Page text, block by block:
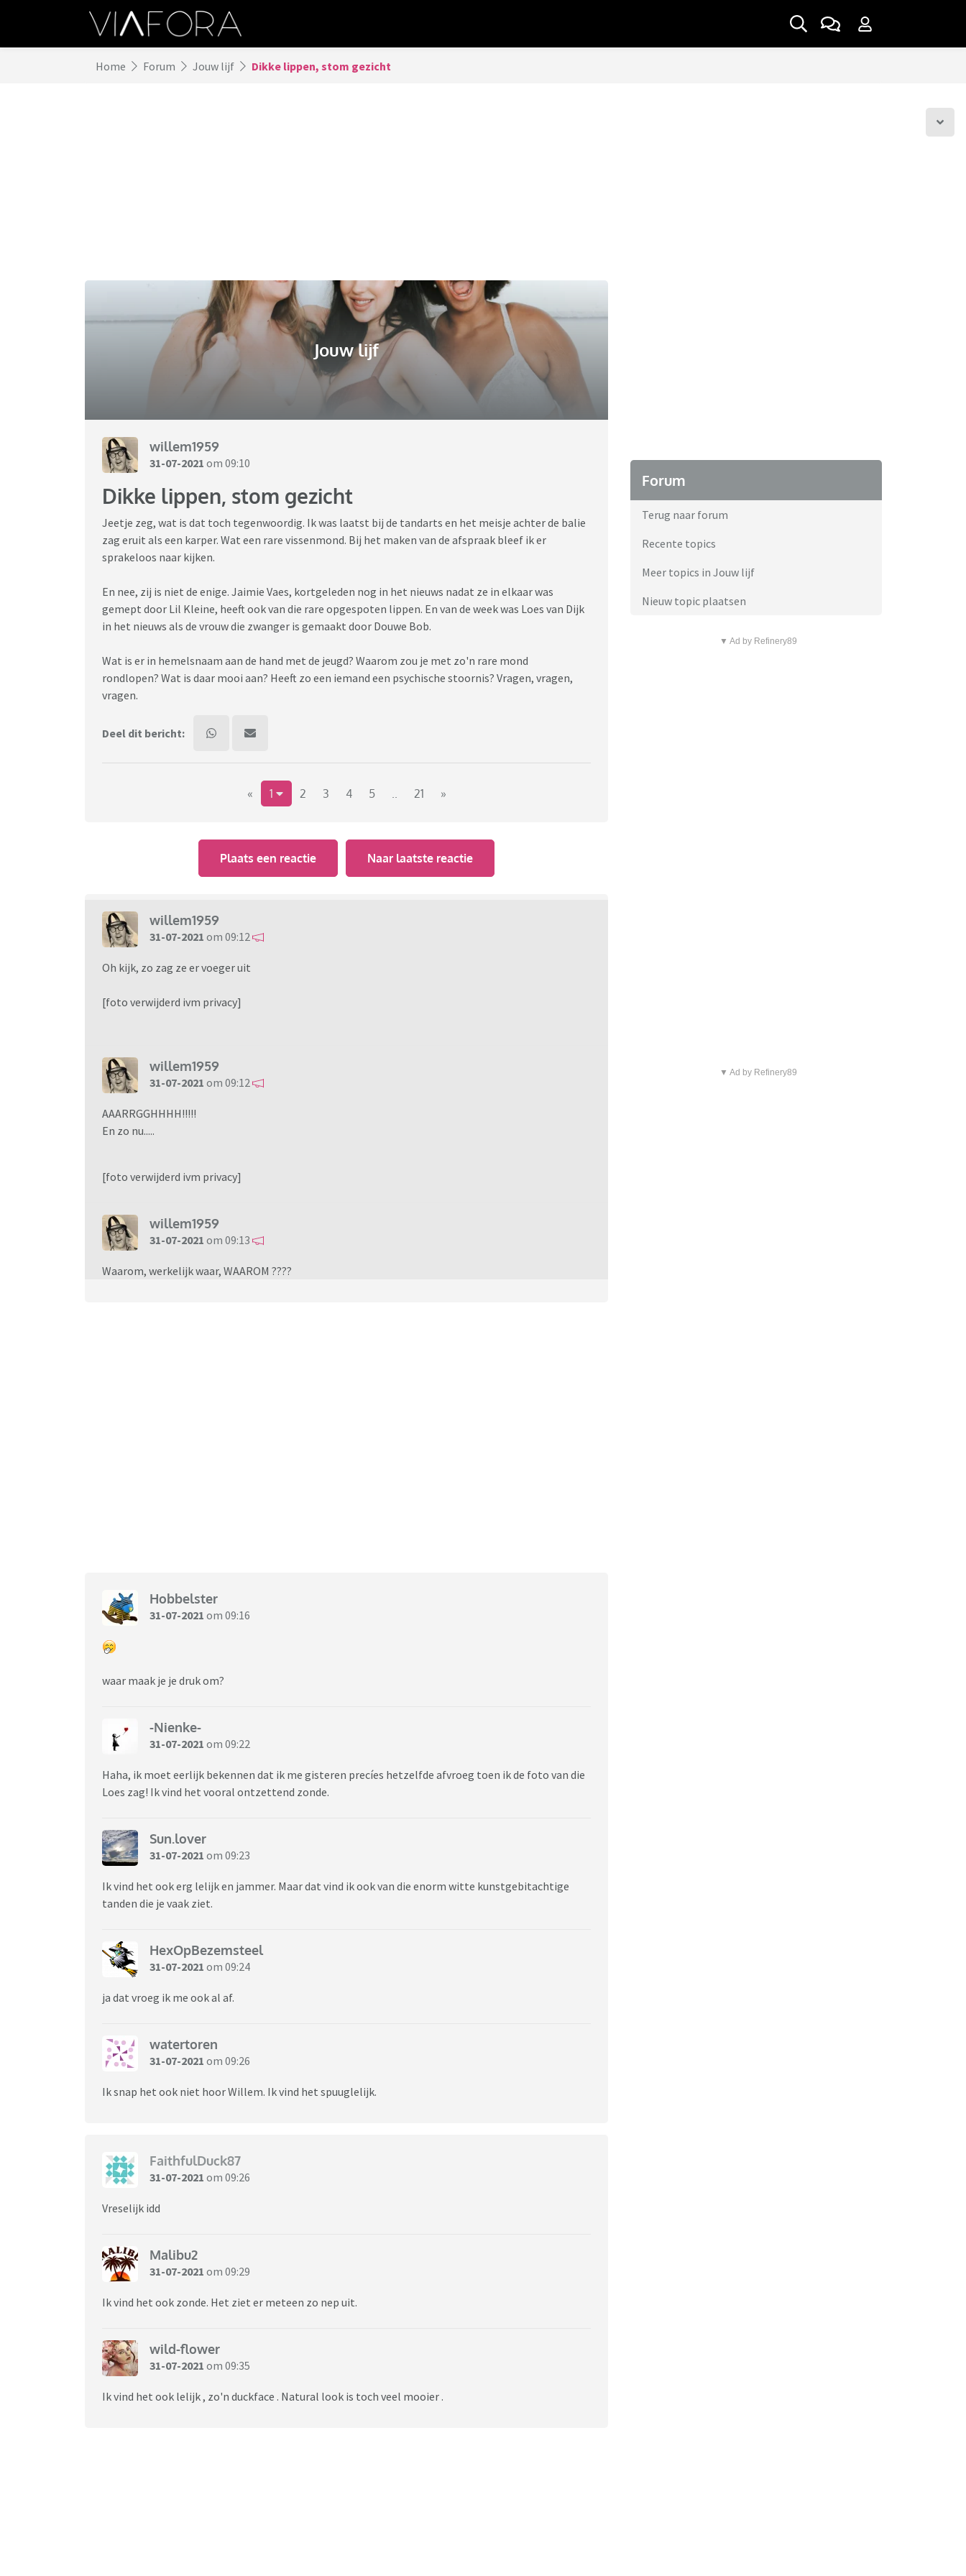
Home Forum Jouw lijf Dikke lippen, stom gezicht
Jouw lijf
willem1959
31-07-2021 om 09:10
Dikke lippen, stom gezicht
Jeetje zeg, wat is dat toch tegenwoordig. Ik was laatst bij de tandarts en het meisje achter de balie
zag eruit als een karper. Wat een rare vissenmond. Bij het maken van de afspraak bleef ik er
sprakeloos naar kijken.
En nee, zij is niet de enige. Jaimie Vaes, kortgeleden nog in het nieuws nadat ze in elkaar was
gemept door Lil Kleine, heeft ook van die rare opgespoten lippen. En van de week was Loes van Dijk
in het nieuws als de vrouw die zwanger is gemaakt door Douwe Bob.
Wat is er in hemelsnaam aan de hand met de jeugd? Waarom zou je met zo'n rare mond
rondlopen? Wat is daar mooi aan? Heeft zo een iemand een psychische stoornis? Vragen, vragen,
vragen.
Deel dit bericht:
« 1 2 3 4 5 .. 21 »
Plaats een reactie Naar laatste reactie
willem1959
31-07-2021 om 09:12
Oh kijk, zo zag ze er voeger uit
[foto verwijderd ivm privacy]
willem1959
31-07-2021 om 09:12
AAARRGGHHHH!!!!!
En zo nu.....
[foto verwijderd ivm privacy]
willem1959
31-07-2021 om 09:13
Waarom, werkelijk waar, WAAROM ????
Hobbelster
31-07-2021 om 09:16
waar maak je je druk om?
-Nienke-
31-07-2021 om 09:22
Haha, ik moet eerlijk bekennen dat ik me gisteren precíes hetzelfde afvroeg toen ik de foto van die
Loes zag! Ik vind het vooral ontzettend zonde.
Sun.lover
31-07-2021 om 09:23
Ik vind het ook erg lelijk en jammer. Maar dat vind ik ook van die enorm witte kunstgebitachtige
tanden die je vaak ziet.
HexOpBezemsteel
31-07-2021 om 09:24
ja dat vroeg ik me ook al af.
watertoren
31-07-2021 om 09:26
Ik snap het ook niet hoor Willem. Ik vind het spuuglelijk.
FaithfulDuck87
31-07-2021 om 09:26
Vreselijk idd
Malibu2
31-07-2021 om 09:29
Ik vind het ook zonde. Het ziet er meteen zo nep uit.
wild-flower
31-07-2021 om 09:35
Ik vind het ook lelijk , zo'n duckface . Natural look is toch veel mooier .
Forum
Terug naar forum
Recente topics
Meer topics in Jouw lijf
Nieuw topic plaatsen
▼ Ad by Refinery89
▼ Ad by Refinery89